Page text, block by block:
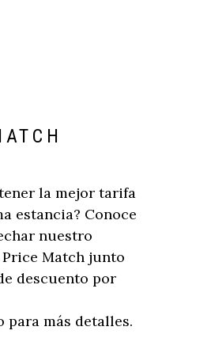
la mejor tarifa
estancia? Conoce
nuestro
Match junto
descuento por
para más detalles.